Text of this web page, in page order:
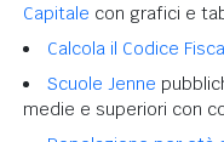
Capitale con grafici e
Calcola il Codice
Scuole Jenne
medie e superiori con